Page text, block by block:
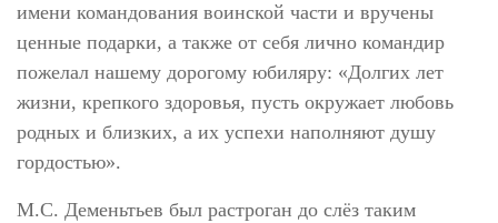
имени командования воинской части и вручены
ценные подарки, а также от себя лично командир
пожелал нашему дорогому юбиляру: «Долгих лет
жизни, крепкого здоровья, пусть окружает любовь
родных и близких, а их успехи наполняют душу
гордостью».
М.С. Деменьтьев был растроган до слёз таким